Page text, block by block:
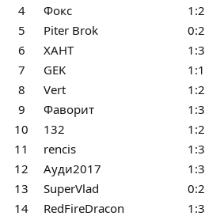
4
Фокс
5
Piter Brok
6
ХАНТ
7
GEK
8
Vert
9
Фаворит
10
132
11
rencis
12
Ауди2017
13
SuperVlad
14
RedFireDracon